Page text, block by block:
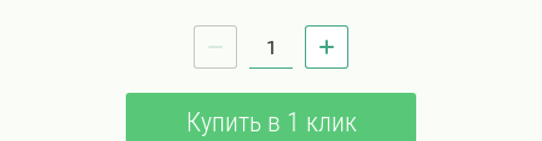
Купить в 1 клик